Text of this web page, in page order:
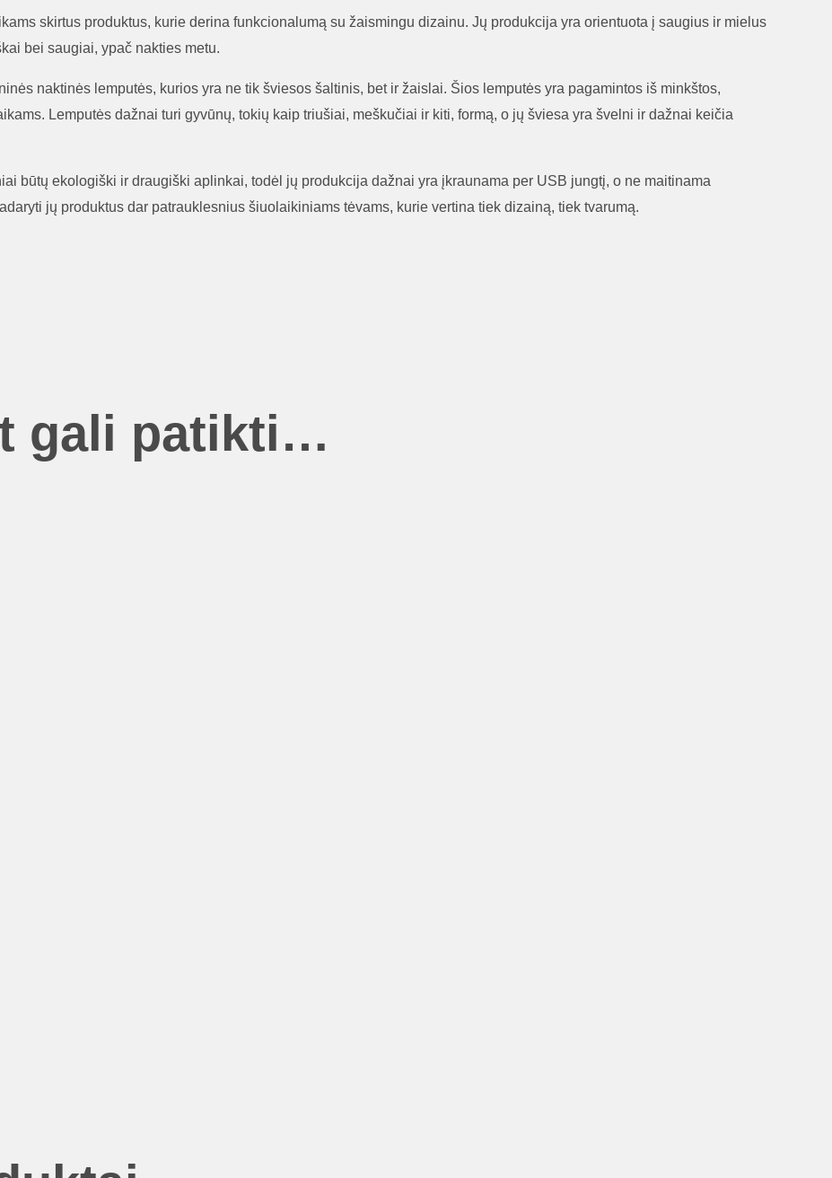
skirtus produktus, kurie derina funkcionalumą su žaismingu dizainu. Jų produkcija yra orientuota į saugius ir mielus
bei saugiai, ypač nakties metu.
naktinės lemputės, kurios yra ne tik šviesos šaltinis, bet ir žaislai. Šios lemputės yra pagamintos iš minkštos,
Lemputės dažnai turi gyvūnų, tokių kaip triušiai, meškučiai ir kiti, formą, o jų šviesa yra švelni ir dažnai keičia
būtų ekologiški ir draugiški aplinkai, todėl jų produkcija dažnai yra įkraunama per USB jungtį, o ne maitinama
jų produktus dar patrauklesnius šiuolaikiniams tėvams, kurie vertina tiek dizainą, tiek tvarumą.
gali patikti…